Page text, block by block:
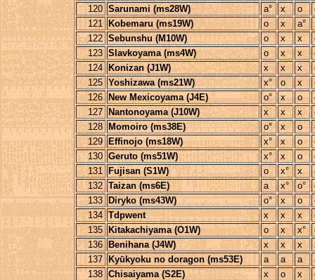
120 Sarunami (ms28W) a° x o
121
Kobemaru (ms19W) o x a°
122 Sebunshu (M10W) o x x
123 Slavkoyama (ms4W) o x x
124
Konizan (J1W) x x x
125 Yoshizawa (ms21W) x° o x
126
New Mexicoyama (J4E) o° x o
127 Nantonoyama (J10W) x x x
128
Momoiro (ms38E) o° x o
129
Effinojo (ms18W) x° x o
130 Geruto (ms51W) x° x o
131
Fujisan (S1W) o x° x
132 Taizan (ms6E) a x° o°
133
Diryko (ms43W) o° x o
134 Tdpwent x x x
135
Kitakachiyama (O1W) o x x°
136
Benihana (J4W) x x x
137
Kyūkyoku no doragon (ms53E) a a a
138 Chisaiyama (S2E) x o x